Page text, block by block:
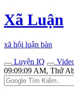
Xã Luận
xã hội luận bàn
Luyện IQ
09:09:09 AM, Thứ